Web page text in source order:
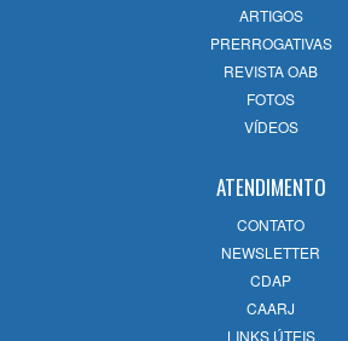
ARTIGOS
PRERROGATIVAS
REVISTA OAB
FOTOS
VÍDEOS
ATENDIMENTO
CONTATO
NEWSLETTER
CDAP
CAARJ
LINKS ÚTEIS